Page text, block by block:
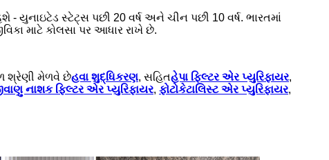
- યુનાઇટેડ સ્ટેટ્સ પછી 20 વર્ષ અને ચીન પછી 10 વર્ષ. ભારતમાં
માટે કોલસા પર આધાર રાખે છે.
શ્રેણી મેળવે છેહવા શુદ્ધિકરણ, સહિતહેપા ફિલ્ટર એર પ્યુરિફાયર,
નાશક ફિલ્ટર એર પ્યુરિફાયર, ફોટોકેટાલિસ્ટ એર પ્યુરિફાયર,